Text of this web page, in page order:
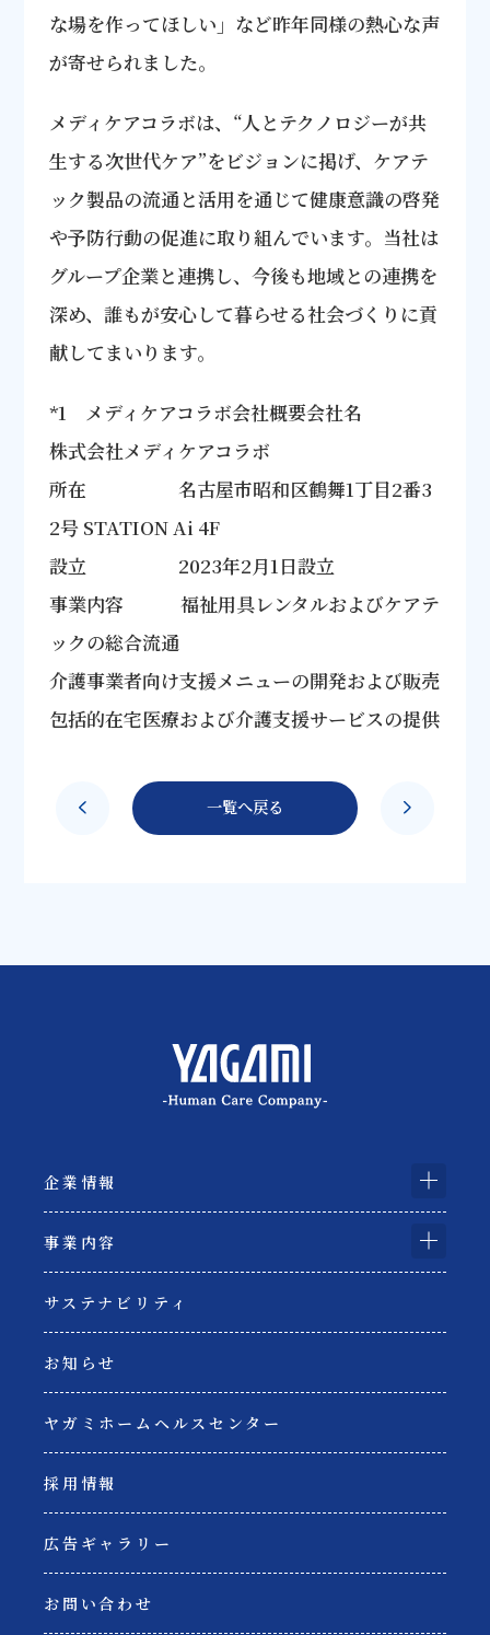
な場を作ってほしい」など昨年同様の熱心な声
が寄せられました。
メディケアコラボは、“人とテクノロジーが共
生する次世代ケア”をビジョンに掲げ、ケアテ
ック製品の流通と活用を通じて健康意識の啓発
や予防行動の促進に取り組んでいます。当社は
グループ企業と連携し、今後も地域との連携を
深め、誰もが安心して暮らせる社会づくりに貢
献してまいります。
*1 メディケアコラボ会社概要会社名
株式会社メディケアコラボ
所在 名古屋市昭和区鶴舞1丁目2番3
2号 STATION Ai 4F
設立 2023年2月1日設立
事業内容 福祉用具レンタルおよびケアテ
ックの総合流通
介護事業者向け支援メニューの開発および販売
包括的在宅医療および介護支援サービスの提供
一覧へ戻る
企業情報
事業内容
サステナビリティ
お知らせ
ヤガミホームヘルスセンター
採用情報
広告ギャラリー
お問い合わせ